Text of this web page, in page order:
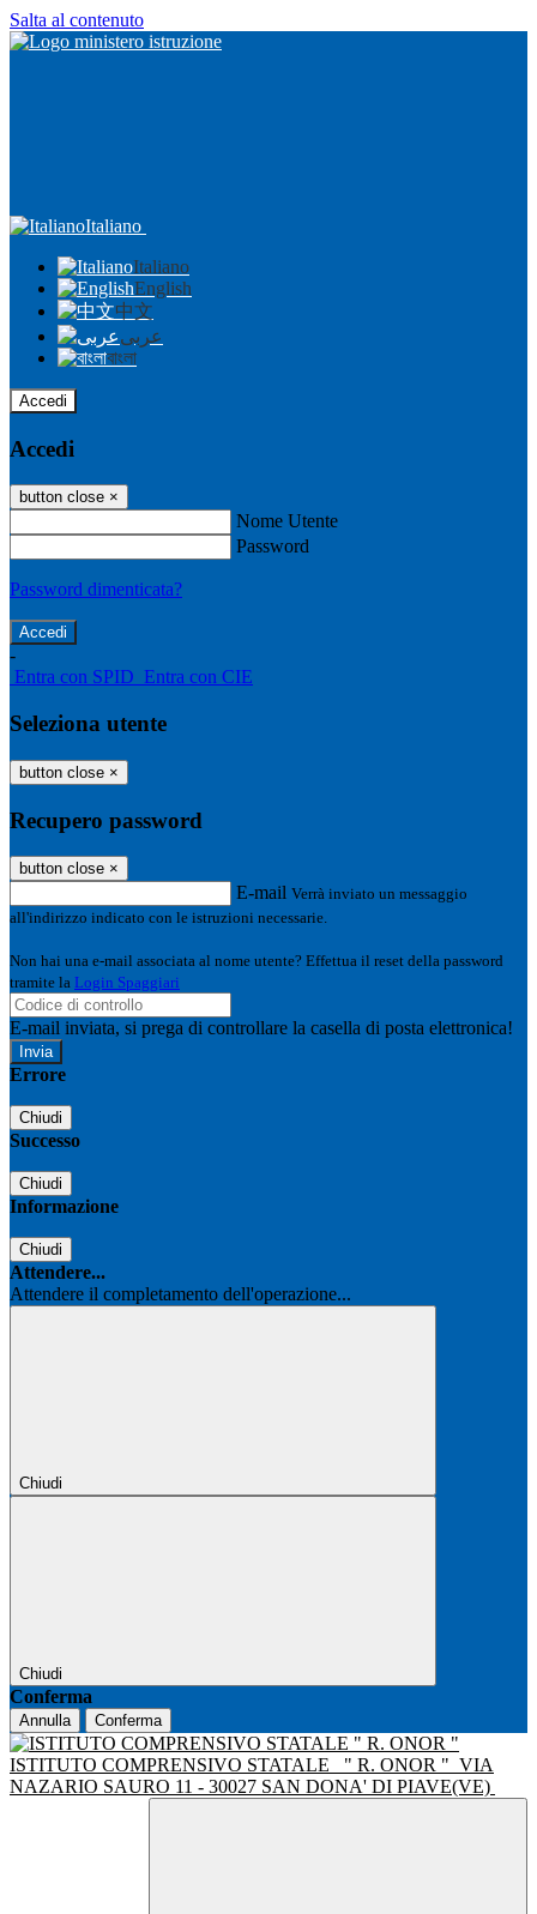
Salta al contenuto
Italiano
Italiano
English
中文
عربى
বাংলা
Accedi
Accedi
button close ×
Nome Utente
Password
Password dimenticata?
-
Entra con SPID Entra con CIE
Seleziona utente
button close ×
Recupero password
button close ×
E-mail Verrà inviato un messaggio
all'indirizzo indicato con le istruzioni necessarie.
Non hai una e-mail associata al nome utente? Effettua il reset della password
tramite la Login Spaggiari
E-mail inviata, si prega di controllare la casella di posta elettronica!
Errore
Chiudi
Successo
Chiudi
Informazione
Chiudi
Attendere...
Attendere il completamento dell'operazione...
Chiudi
Chiudi
Conferma
Annulla Conferma
ISTITUTO COMPRENSIVO STATALE " R. ONOR " VIA
NAZARIO SAURO 11 - 30027 SAN DONA' DI PIAVE(VE)